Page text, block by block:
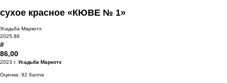
сухое красное «КЮВЕ № 1»
Усадьба Маркотх
2025.86
#
86,00
2023 г. Усадьба Маркотх
Оценка: 92 балла